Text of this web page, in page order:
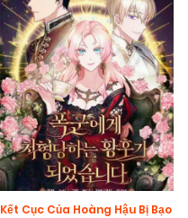
Kết Cục Của Hoàng Hậu Bị Bạo